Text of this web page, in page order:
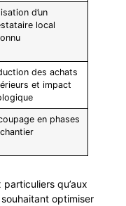
d’un
local
des achats
et impact
en phases
qu’aux
optimiser